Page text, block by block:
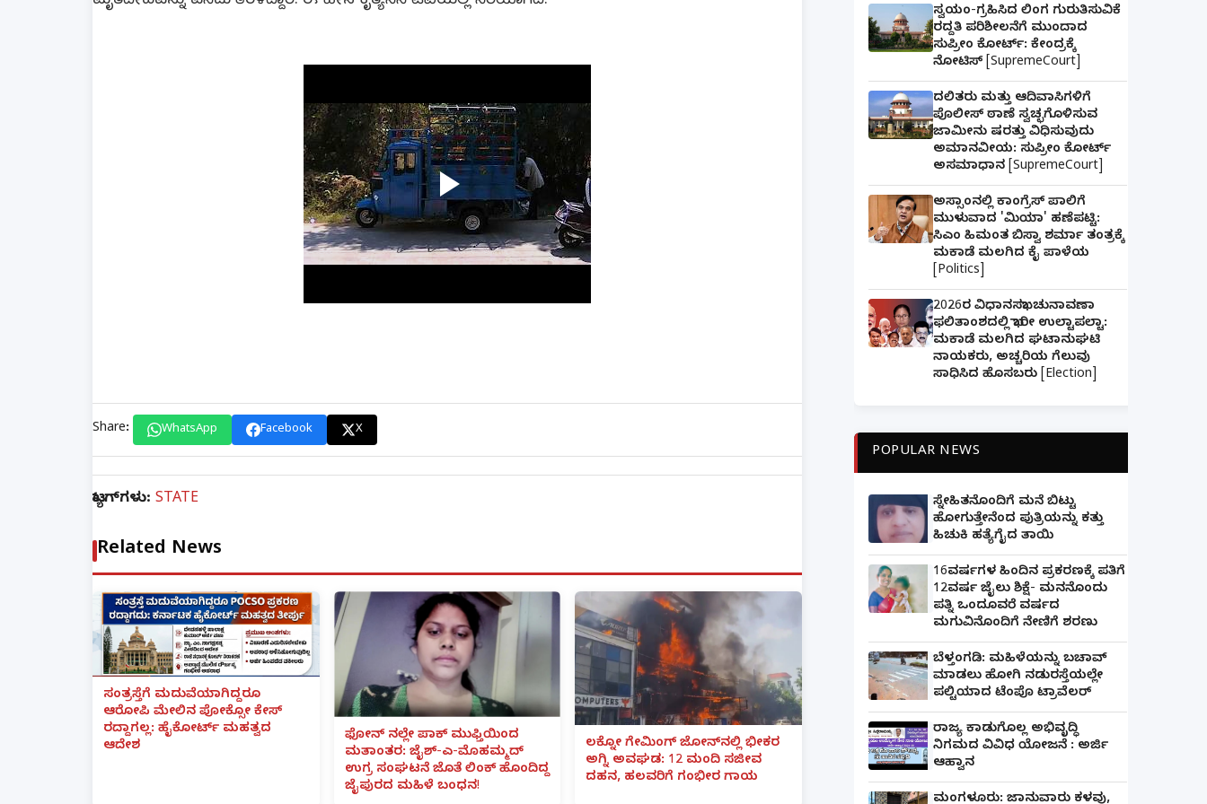
Share: WhatsApp Facebook X
ಟ್ಯಾಗ್‌ಗಳು: STATE
Related News
ಸಂತ್ರಸ್ತೆಗೆ ಮದುವೆಯಾಗಿದ್ದರೂ
ಆರೋಪಿ ಮೇಲಿನ ಪೋಕ್ಸೋ ಕೇಸ್
ರದ್ದಾಗಲ್ಲ: ಹೈಕೋರ್ಟ್ ಮಹತ್ವದ
ಆದೇಶ
ಫೋನ್ ನಲ್ಲೇ ಪಾಕ್ ಮುಫ್ತಿಯಿಂದ
ಮತಾಂತರ: ಜೈಶ್-ಎ-ಮೊಹಮ್ಮದ್
ಉಗ್ರ ಸಂಘಟನೆ ಜೊತೆ ಲಿಂಕ್ ಹೊಂದಿದ್ದ
ಜೈಪುರದ ಮಹಿಳೆ ಬಂಧನ!
ಲಕ್ನೋ ಗೇಮಿಂಗ್ ಜೋನ್‌ನಲ್ಲಿ ಭೀಕರ
ಅಗ್ನಿ ಅವಘಡ: 12 ಮಂದಿ ಸಜೀವ
ದಹನ, ಹಲವರಿಗೆ ಗಂಭೀರ ಗಾಯ
ಸ್ವಯಂ-ಗ್ರಹಿಸಿದ ಲಿಂಗ ಗುರುತಿಸುವಿಕೆ
ರದ್ದತಿ ಪರಿಶೀಲನೆಗೆ ಮುಂದಾದ
ಸುಪ್ರೀಂ ಕೋರ್ಟ್: ಕೇಂದ್ರಕ್ಕೆ
ನೋಟಿಸ್ [SupremeCourt]
ದಲಿತರು ಮತ್ತು ಆದಿವಾಸಿಗಳಿಗೆ
ಪೊಲೀಸ್ ಠಾಣೆ ಸ್ವಚ್ಛಗೊಳಿಸುವ
ಜಾಮೀನು ಷರತ್ತು ವಿಧಿಸುವುದು
ಅಮಾನವೀಯ: ಸುಪ್ರೀಂ ಕೋರ್ಟ್
ಅಸಮಾಧಾನ [SupremeCourt]
ಅಸ್ಸಾಂನಲ್ಲಿ ಕಾಂಗ್ರೆಸ್ ಪಾಲಿಗೆ
ಮುಳುವಾದ 'ಮಿಯಾ' ಹಣೆಪಟ್ಟಿ:
ಸಿಎಂ ಹಿಮಂತ ಬಿಸ್ವಾ ಶರ್ಮಾ ತಂತ್ರಕ್ಕೆ
ಮಕಾಡೆ ಮಲಗಿದ ಕೈ ಪಾಳೆಯ
[Politics]
2026ರ ವಿಧಾನಸಭಾ ಚುನಾವಣಾ
ಫಲಿತಾಂಶದಲ್ಲಿ ಭಾರೀ ಉಲ್ಟಾಪಲ್ಟಾ:
ಮಕಾಡೆ ಮಲಗಿದ ಘಟಾನುಘಟಿ
ನಾಯಕರು, ಅಚ್ಚರಿಯ ಗೆಲುವು
ಸಾಧಿಸಿದ ಹೊಸಬರು [Election]
POPULAR NEWS
ಸ್ನೇಹಿತನೊಂದಿಗೆ ಮನೆ ಬಿಟ್ಟು
ಹೋಗುತ್ತೇನೆಂದ ಪುತ್ರಿಯನ್ನು ಕತ್ತು
ಹಿಚುಕಿ ಹತ್ಯೆಗೈದ ತಾಯಿ
16ವರ್ಷಗಳ ಹಿಂದಿನ ಪ್ರಕರಣಕ್ಕೆ ಪತಿಗೆ
12ವರ್ಷ ಜೈಲು ಶಿಕ್ಷೆ- ಮನನೊಂದು
ಪತ್ನಿ ಒಂದೂವರೆ ವರ್ಷದ
ಮಗುವಿನೊಂದಿಗೆ ನೇಣಿಗೆ ಶರಣು
ಬೆಳ್ತಂಗಡಿ: ಮಹಿಳೆಯನ್ನು ಬಚಾವ್
ಮಾಡಲು ಹೋಗಿ ನಡುರಸ್ತೆಯಲ್ಲೇ
ಪಲ್ಟಿಯಾದ ಟೆಂಪೊ ಟ್ರಾವೆಲರ್
ರಾಜ್ಯ ಕಾಡುಗೊಲ್ಲ ಅಭಿವೃದ್ಧಿ
ನಿಗಮದ ವಿವಿಧ ಯೋಜನೆ : ಅರ್ಜಿ
ಆಹ್ವಾನ
ಮಂಗಳೂರು: ಜಾನುವಾರು ಕಳವು,